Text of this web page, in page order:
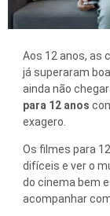
Aos 12 anos, as
já superaram
ainda não
para 12 anos
exagero.
Os filmes para
difíceis e ver o
do cinema bem
acompanhar